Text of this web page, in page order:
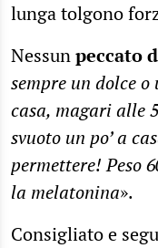
lunga tolgono
Nessunpeccato
sempre un dolce
casa, magari alle
svuoto un po’ a
permettere! Peso
la melatonina».
Consigliato e